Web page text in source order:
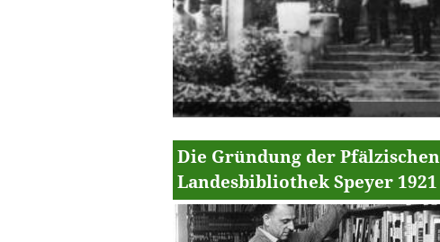
Die Gründung der Pfälzischen
Landesbibliothek Speyer 1921